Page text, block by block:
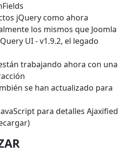
jQuery como ahora
los mismos que Joomla
UI - v1.9.2, el legado
trabajando ahora con una
se han actualizado para
para detalles Ajaxified